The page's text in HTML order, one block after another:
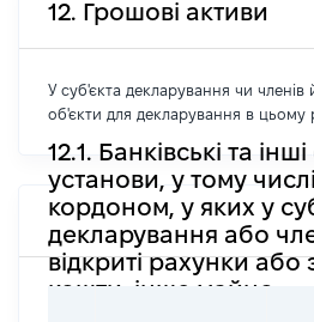
12. Грошові активи
У суб'єкта декларування чи членів
об'єкти для декларування в цьому
12.1. Банківські та
установи, у тому
кордоном, у яких у
декларування або
відкриті рахунки або
кошти, інше майно